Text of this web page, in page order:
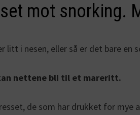
mot snorking.
i nesen, eller så er det bare en
nettene bli til et mareritt.
de som har drukket for mye